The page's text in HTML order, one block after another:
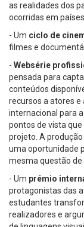
as realidades dos
ocorridas em
- Um ciclo de
filmes e
- Websérie
pensada para
conteúdos
recursos a atores e
internacional para
pontos de vista
projeto. A
uma oportunidade
mesma questão de
- Um prémio
protagonistas das
estudantes
realizadores e